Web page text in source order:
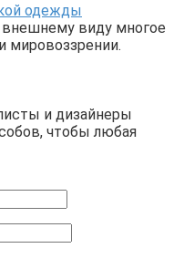
одежды
виду многое
мировоззрении.
и дизайнеры
чтобы любая